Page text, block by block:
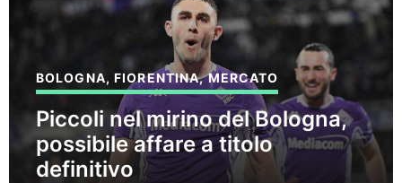
BOLOGNA,FIORENTINA,MERCATO
Piccoli nel mirino del Bologna,
possibile affare a titolo
definitivo